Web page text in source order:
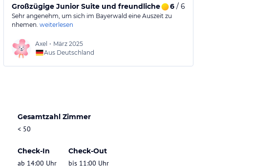
Großzügige Junior Suite und freundlicher Service sind ein Plus.
6/ 6
Sehr angenehm, um sich im Bayerwald eine Auszeit zu
nhemen. weiterlesen
Axel • März 2025
Aus Deutschland
Gesamtzahl Zimmer
< 50
Check-In
ab 14:00 Uhr
Check-Out
bis 11:00 Uhr